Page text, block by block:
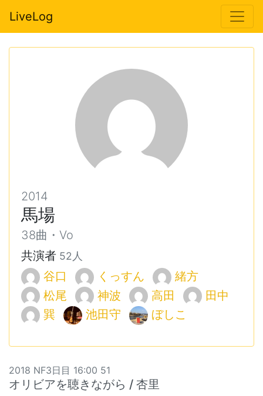
LiveLog
2014
馬場
38曲・Vo
共演者 52人
谷口 くっすん
緒方
松尾
神波 高田
田中
巽
池田守 ぼしこ
2018 NF3日目 16:00 51
オリビアを聴きながら / 杏里